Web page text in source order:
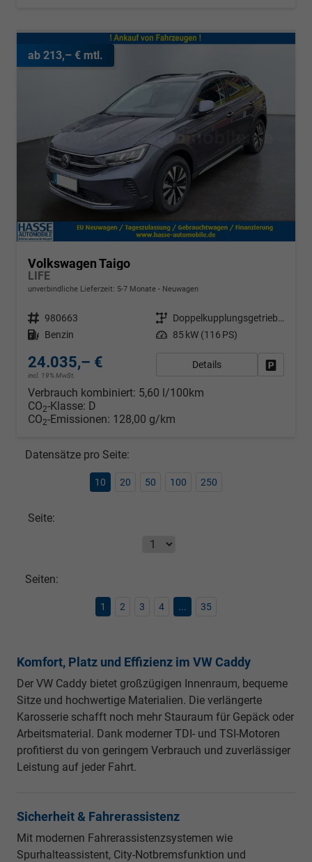
ab 213,– € mtl.
Volkswagen Taigo
LIFE
unverbindliche Lieferzeit: 5-7 Monate Neuwagen
Fahrzeugnr. 980663 Getriebe
Doppelkupplungsgetriebe (DSG)
Kraftstoff Benzin Leistung 85 kW (116 PS)
24.035,– €
incl. 19% MwSt.
Details
Verbrauch kombiniert: 5,60 l/100km
CO2-Klasse: D
CO2-Emissionen: 128,00 g/km
Datensätze pro Seite:
10 20 50 100 250
Seite:
Seiten:
1 2 3 4 ... 35
Komfort, Platz und Effizienz im VW Caddy
Der VW Caddy bietet großzügigen Innenraum, bequeme
Sitze und hochwertige Materialien. Die verlängerte
Karosserie schafft noch mehr Stauraum für Gepäck oder
Arbeitsmaterial. Dank moderner TDI- und TSI-Motoren
profitierst du von geringem Verbrauch und zuverlässiger
Leistung auf jeder Fahrt.
Sicherheit & Fahrerassistenz
Mit modernen Fahrerassistenzsystemen wie
Spurhalteassistent, City-Notbremsfunktion und